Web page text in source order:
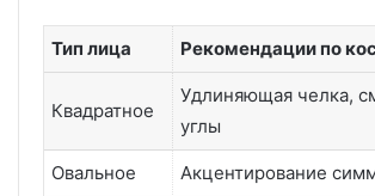
Тип лица Рекомендации по
Квадратное
Удлиняющая челка,
углы
Овальное Акцентирование